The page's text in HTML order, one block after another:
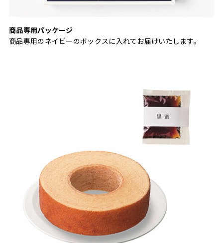
商品専用パッケージ
商品専用のネイビーのボックスに入れてお届けいたします。